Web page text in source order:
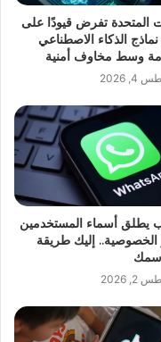
المتحدة تفرض قيودًا على
الذكاء الاصطناعي
وسط مخاوف أمنية
2026
يطلق أسماء المستخدمين
الخصوصية.. إليك طريقة
2026